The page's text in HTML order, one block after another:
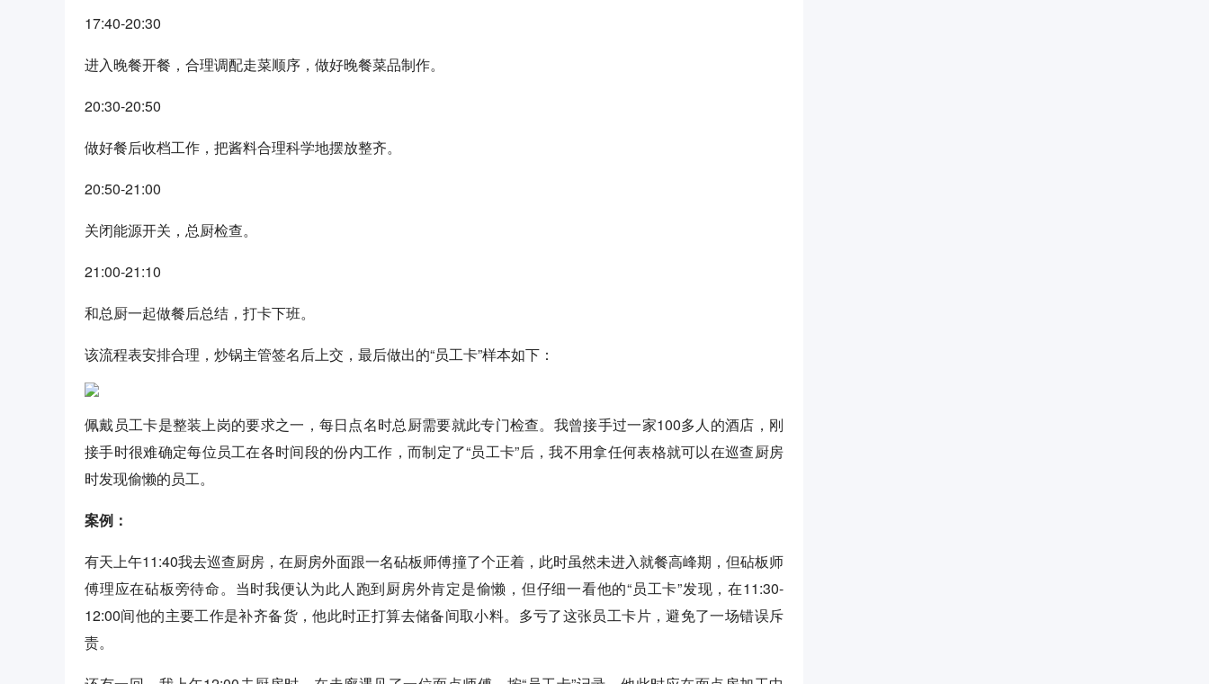
17:40-20:30
进入晚餐开餐，合理调配走菜顺序，做好晚餐菜品制作。
20:30-20:50
做好餐后收档工作，把酱料合理科学地摆放整齐。
20:50-21:00
关闭能源开关，总厨检查。
21:00-21:10
和总厨一起做餐后总结，打卡下班。
该流程表安排合理，炒锅主管签名后上交，最后做出的“员工卡”样本如下：
佩戴员工卡是整装上岗的要求之一，每日点名时总厨需要就此专门检查。我曾接手过一家100多人的酒店，刚
接手时很难确定每位员工在各时间段的份内工作，而制定了“员工卡”后，我不用拿任何表格就可以在巡查厨房
时发现偷懒的员工。
案例：
有天上午11:40我去巡查厨房，在厨房外面跟一名砧板师傅撞了个正着，此时虽然未进入就餐高峰期，但砧板师
傅理应在砧板旁待命。当时我便认为此人跑到厨房外肯定是偷懒，但仔细一看他的“员工卡”发现，在11:30-
12:00间他的主要工作是补齐备货，他此时正打算去储备间取小料。多亏了这张员工卡片，避免了一场错误斥
责。